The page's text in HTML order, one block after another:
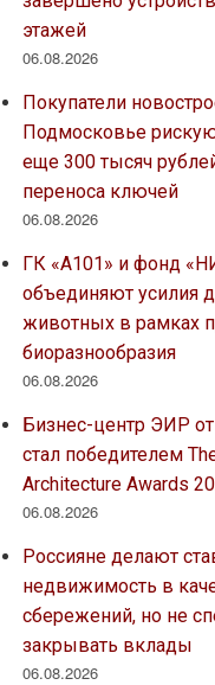
этажей
06.08.2026
Покупатели
Подмосковье
еще 300 тысяч
переноса ключей
06.08.2026
ГК «А101» и фонд
объединяют усилия
животных в рамках
биоразнообразия
06.08.2026
Бизнес-центр ЭИР от
стал победителем
Architecture Awards
06.08.2026
Россияне делают
недвижимость в
сбережений, но не
закрывать вклады
06.08.2026